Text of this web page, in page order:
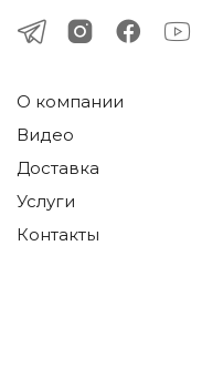
О компании
Видео
Доставка
Услуги
Контакты